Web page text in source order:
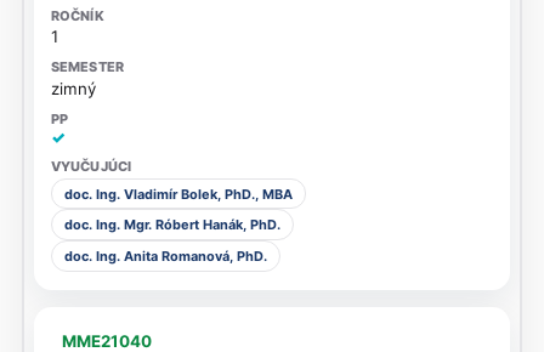
1
zimný
✓
doc. Ing. Vladimír Bolek, PhD., MBA
doc. Ing. Mgr. Róbert Hanák, PhD.
doc. Ing. Anita Romanová, PhD.
MME21040